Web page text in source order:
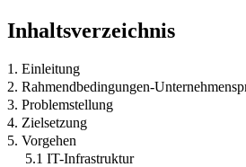
Inhaltsverzeichnis
1. Einleitung
2. Rahmendbedingungen-
3. Problemstellung
4. Zielsetzung
5. Vorgehen
5.1 IT-Infrastruktur